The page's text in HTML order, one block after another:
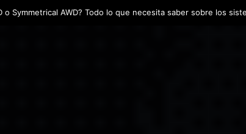
marcaron el inicio del Campeonato de Invierno de Kartismo